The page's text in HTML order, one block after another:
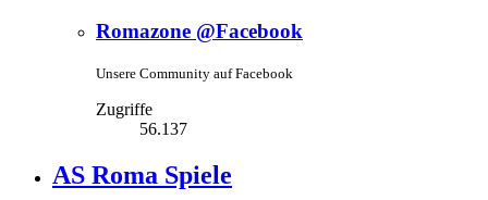
Romazone @Facebook
Unsere Community auf Facebook
Zugriffe
56.137
AS Roma Spiele